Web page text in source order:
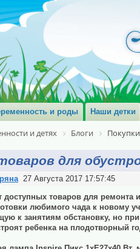
и роды Наши детки
и детях Блоги
для
27 Августа 2017 17:57:45
доступных товаров для ремонта
любимого чада к новому
к занятиям обстановку, но
ребенка на плодотворный